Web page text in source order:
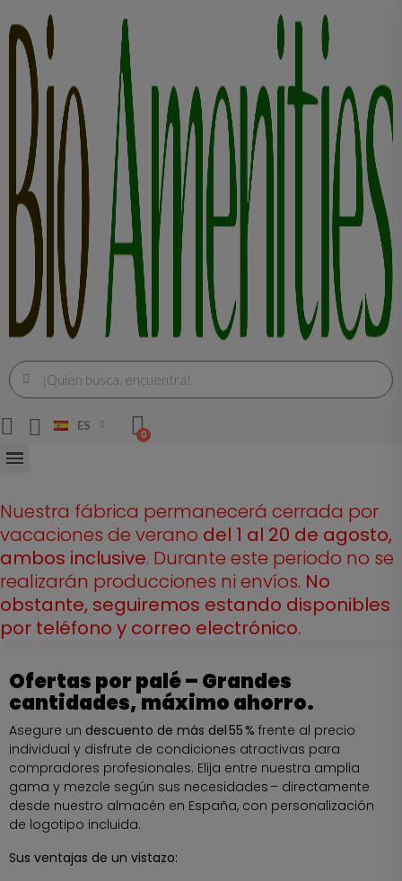
ES
Nuestra fábrica permanecerá cerrada por
vacaciones de verano del 1 al 20 de agosto,
ambos inclusive. Durante este periodo no se
realizarán producciones ni envíos. No
obstante, seguiremos estando disponibles
por teléfono y correo electrónico.
Ofertas por palé – Grandes
cantidades, máximo ahorro.
Asegure un descuento de más del 55 % frente al precio
individual y disfrute de condiciones atractivas para
compradores profesionales. Elija entre nuestra amplia
gama y mezcle según sus necesidades – directamente
desde nuestro almacén en España, con personalización
de logotipo incluida.
Sus ventajas de un vistazo: